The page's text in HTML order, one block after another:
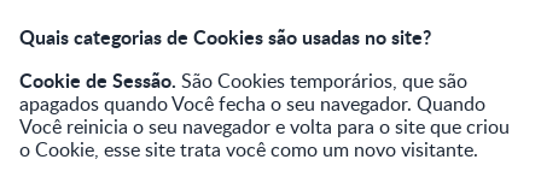
Quais categorias de Cookies são usadas no site?
Cookie de Sessão. São Cookies temporários, que são
apagados quando Você fecha o seu navegador. Quando
Você reinicia o seu navegador e volta para o site que criou
o Cookie, esse site trata você como um novo visitante.